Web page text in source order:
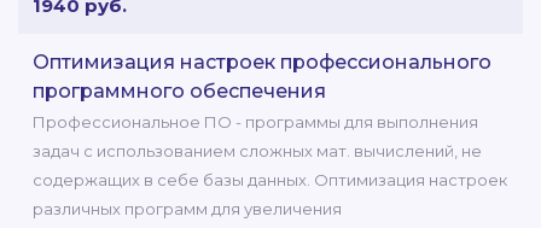
1940 руб.
Оптимизация настроек профессионального
программного обеспечения
Профессиональное ПО - программы для выполнения
задач с использованием сложных мат. вычислений, не
содержащих в себе базы данных. Оптимизация настроек
различных программ для увеличения